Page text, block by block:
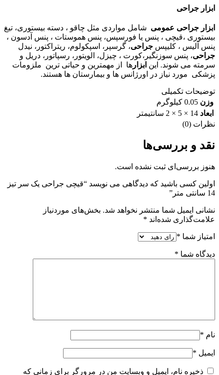
ابزار جراحی
ابزار جراحی عمومی شامل مواردی مثل چاقو ، دسته بیستوری، تیغ
بیستوری ،قیچی ، پنس یا فورسپس، پنس هموستات ، پنس آدسون ،
پنس آلیس ، کلیپس جراحی، گرسپر، اسپکولوم، ریتراکتور، نیدل
جراحی، پنس سوزنگیر،کورت ، چیزل، الویتور، رسپاتور، دریل و
سرمته می شوند. این ابزار ها از مهمترین و حیاتی ترین ملزومات
پزشکی مورد نیاز در اورژانس ها و بیمارستان ها هستند.
توضیحات تکمیلی
وزن 0.05 کیلوگرم
ابعاد 14 × 5 × 2 سانتیمتر
نظرات (0)
نقد و بررسی‌ها
هنوز بررسی‌ای ثبت نشده است.
اولین کسی باشید که دیدگاهی می نویسد “قیچی جراحی یک سر تیز
14 سانتی متر”
نشانی ایمیل شما منتشر نخواهد شد. بخش‌های موردنیاز
علامت‌گذاری شده‌اند *
امتیاز شما *
دیدگاه شما *
نام *
ایمیل *
ذخیره نام، ایمیل و وبسایت من در مرورگر برای زمانی که